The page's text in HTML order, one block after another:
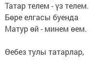
Татар телем - үз телем.
Бөре елгасы буенда
Матур өй - минем өем.
Өебез тулы татарлар,